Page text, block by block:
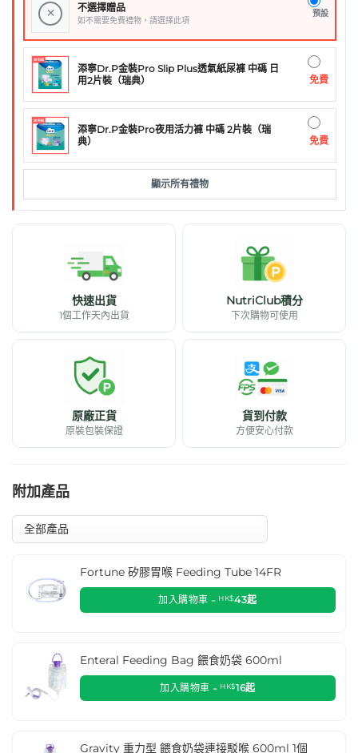
× 不選擇贈品
如不需要免費禮物，請選擇此項
預設
添寧Dr.P金裝Pro Slip Plus透氣紙尿褲 中碼 日
用2片裝（瑞典）
免費
添寧Dr.P金裝Pro夜用活力褲 中碼 2片裝（瑞
典）
免費
顯示所有禮物
快速出貨
1個工作天內出貨
NutriClub積分
下次購物可使用
原廠正貨
原裝包裝保證
貨到付款
方便安心付款
附加產品
Fortune 矽膠胃喉 Feeding Tube 14FR
加入購物車 - HK$43起
Enteral Feeding Bag 餵食奶袋 600ml
加入購物車 - HK$16起
Gravity 重力型 餵食奶袋連接駁喉 600ml 1個